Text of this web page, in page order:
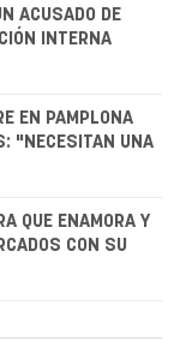
ACUSADO DE
INTERNA
EN PAMPLONA
"NECESITAN UNA
QUE ENAMORA Y
CON SU